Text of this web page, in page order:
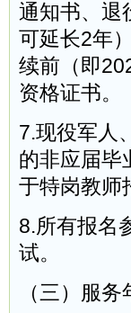
通知书、退
可延长2年
续前（即
资格证书。
7.现役军人
的非应届毕
于特岗教师
8.所有报名
试。
（三）服务